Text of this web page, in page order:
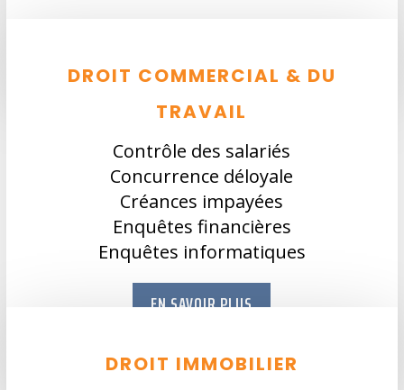
DROIT COMMERCIAL & DU
TRAVAIL
Contrôle des salariés
Concurrence déloyale
Créances impayées
Enquêtes financières
Enquêtes informatiques
EN SAVOIR PLUS
DROIT IMMOBILIER